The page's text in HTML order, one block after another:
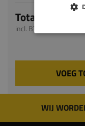
Totaal
incl. BTW
VOEG
WIJ